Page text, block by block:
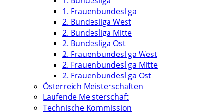
1. Frauenbundesliga
2. Bundesliga West
2. Bundesliga Mitte
2. Bundesliga Ost
2. Frauenbundesliga West
2. Frauenbundesliga Mitte
2. Frauenbundesliga Ost
Österreich Meisterschaften
Laufende Meisterschaft
Technische Kommission